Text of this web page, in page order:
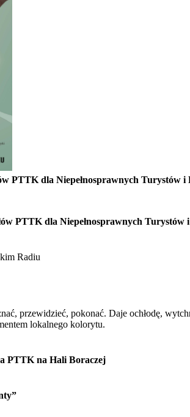
PTTK dla Niepełnosprawnych Turystów
PTTK dla Niepełnosprawnych Turystów
Radiu
przewidzieć, pokonać. Daje ochłodę,
lokalnego kolorytu.
PTTK na Hali Boraczej